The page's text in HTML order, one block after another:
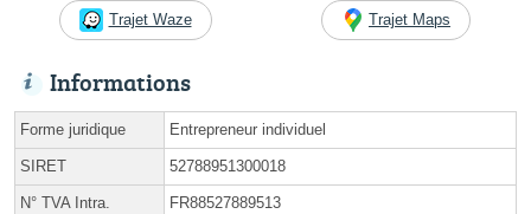
Trajet Waze Trajet Maps
Informations
Forme juridique Entrepreneur individuel
SIRET 52788951300018
N° TVA Intra. FR88527889513